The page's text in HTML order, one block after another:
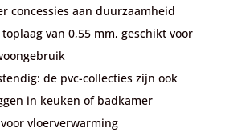
concessies aan duurzaamheid
toplaag van 0,55 mm, geschikt voor
de pvc-collecties zijn ook
in keuken of badkamer
voor vloerverwarming